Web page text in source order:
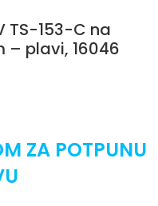
TS-153-C na
plavi, 16046
ZA POTPUNU